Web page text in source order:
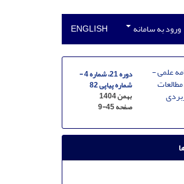
ورود به سامانه ENGLISH
دوره 21، شماره 4 -
شماره پیاپی 82
بهمن 1404
صفحه9-45